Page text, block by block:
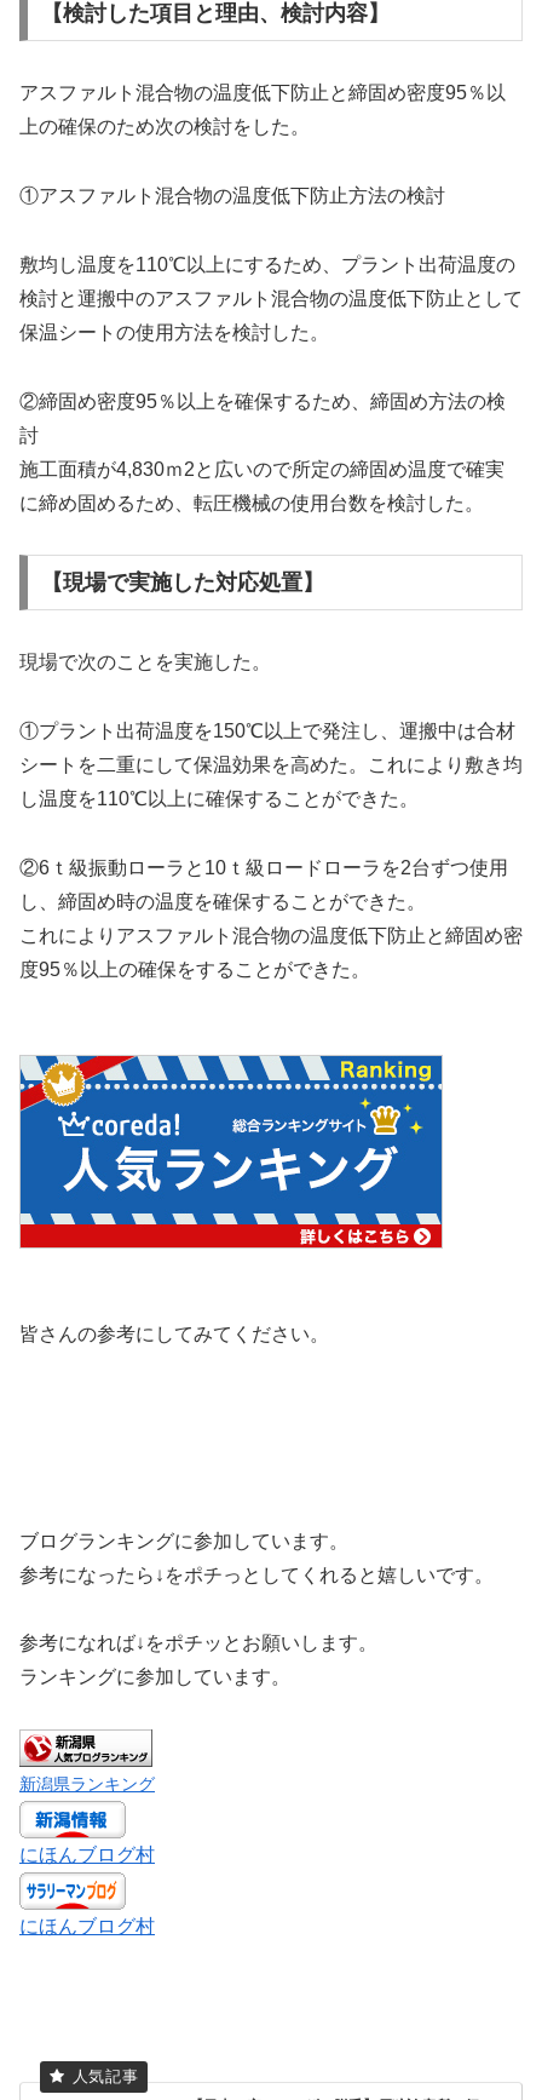
【検討した項目と理由、検討内容】
アスファルト混合物の温度低下防止と締固め密度95％以
上の確保のため次の検討をした。
①アスファルト混合物の温度低下防止方法の検討
敷均し温度を110℃以上にするため、プラント出荷温度の
検討と運搬中のアスファルト混合物の温度低下防止として
保温シートの使用方法を検討した。
②締固め密度95％以上を確保するため、締固め方法の検
討
施工面積が4,830ｍ2と広いので所定の締固め温度で確実
に締め固めるため、転圧機械の使用台数を検討した。
【現場で実施した対応処置】
現場で次のことを実施した。
①プラント出荷温度を150℃以上で発注し、運搬中は合材
シートを二重にして保温効果を高めた。これにより敷き均
し温度を110℃以上に確保することができた。
②6ｔ級振動ローラと10ｔ級ロードローラを2台ずつ使用
し、締固め時の温度を確保することができた。
これによりアスファルト混合物の温度低下防止と締固め密
度95％以上の確保をすることができた。
皆さんの参考にしてみてください。
ブログランキングに参加しています。
参考になったら↓をポチっとしてくれると嬉しいです。
参考になれば↓をポチッとお願いします。
ランキングに参加しています。
新潟県ランキング
にほんブログ村
にほんブログ村